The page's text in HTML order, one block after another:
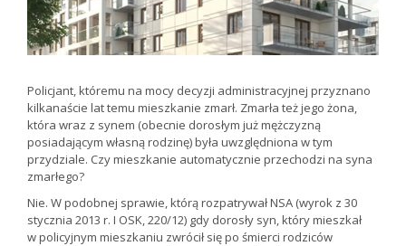
Policjant, któremu na mocy decyzji administracyjnej przyznano
kilkanaście lat temu mieszkanie zmarł. Zmarła też jego żona,
która wraz z synem (obecnie dorosłym już mężczyzną
posiadającym własną rodzinę) była uwzględniona w tym
przydziale. Czy mieszkanie automatycznie przechodzi na syna
zmarłego?
Nie. W podobnej sprawie, którą rozpatrywał NSA (wyrok z 30
stycznia 2013 r. I OSK, 220/12) gdy dorosły syn, który mieszkał
w policyjnym mieszkaniu zwrócił się po śmierci rodziców